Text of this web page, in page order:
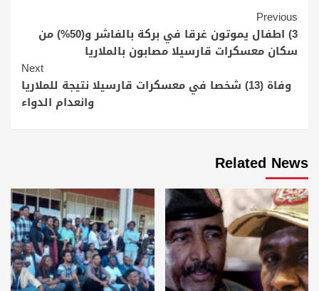
Continue
Reading
Previous
3) اطفال يموتون غرقا في بركة بالفاشر و(50%) من
سكان معسكرات قارسيلا مصابون بالملاريا
Next
وفاة (13) شخصا في معسكرات قارسيلا نتيجة للملاريا
وانعدام الدواء
Related News